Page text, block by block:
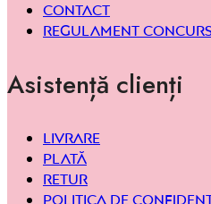
Contact
Regulament
Asistență clienți
Livrare
Plată
Retur
Politica de